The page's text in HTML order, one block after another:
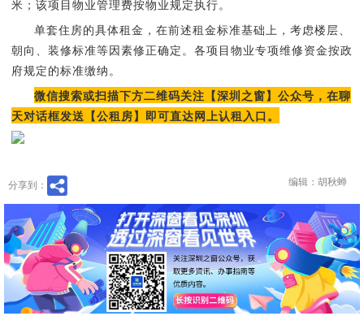
米；该项目物业管理费按物业规定执行。
单套住房的具体租金，在前述租金标准基础上，考虑楼层、
朝向、装修标准等因素修正确定。各项目物业专项维修资金按政
府规定的标准缴纳。
微信搜索或扫描下方二维码关注【深圳之窗】公众号，在聊
天对话框发送【公租房】即可直达网上认租入口。
分享到： 编辑：胡秋蝉